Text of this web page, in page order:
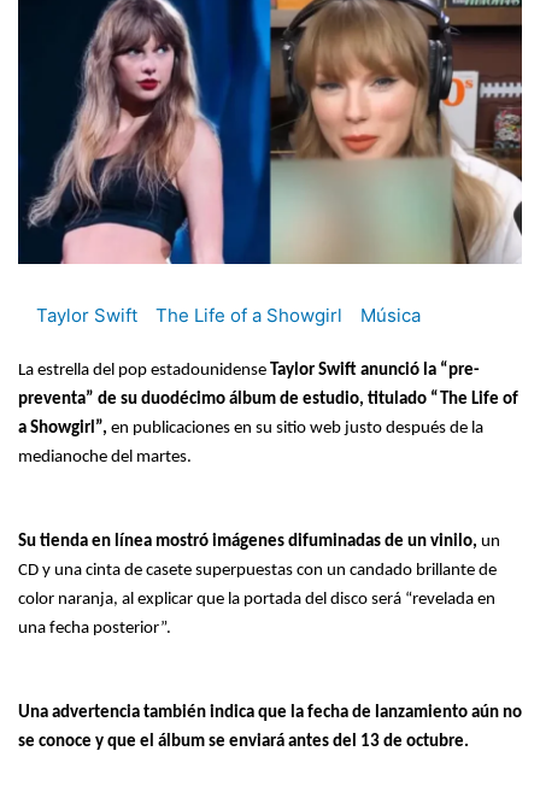
Taylor Swift The Life of a Showgirl Música
La estrella del pop estadounidense Taylor Swift anunció la “pre-
preventa” de su duodécimo álbum de estudio, titulado “The Life of
a Showgirl”, en publicaciones en su sitio web justo después de la
medianoche del martes.
Su tienda en línea mostró imágenes difuminadas de un vinilo, un
CD y una cinta de casete superpuestas con un candado brillante de
color naranja, al explicar que la portada del disco será “revelada en
una fecha posterior”.
Una advertencia también indica que la fecha de lanzamiento aún no
se conoce y que el álbum se enviará antes del 13 de octubre.